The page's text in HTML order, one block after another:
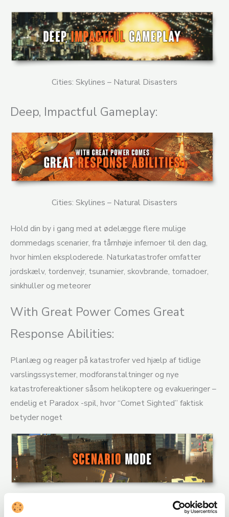
Cities: Skylines – Natural Disasters
Deep, Impactful Gameplay:
Cities: Skylines – Natural Disasters
Hold din by i gang med at ødelægge flere mulige
dommedags scenarier, fra tårnhøje infernoer til den dag,
hvor himlen eksploderede. Naturkatastrofer omfatter
jordskælv, tordenvejr, tsunamier, skovbrande, tornadoer,
sinkhuller og meteorer
With Great Power Comes Great
Response Abilities:
Planlæg og reager på katastrofer ved hjælp af tidlige
varslingssystemer, modforanstaltninger og nye
katastrofereaktioner såsom helikoptere og evakueringer –
endelig et Paradox -spil, hvor “Comet Sighted” faktisk
betyder noget
Cities: Skylines – Natural Disasters